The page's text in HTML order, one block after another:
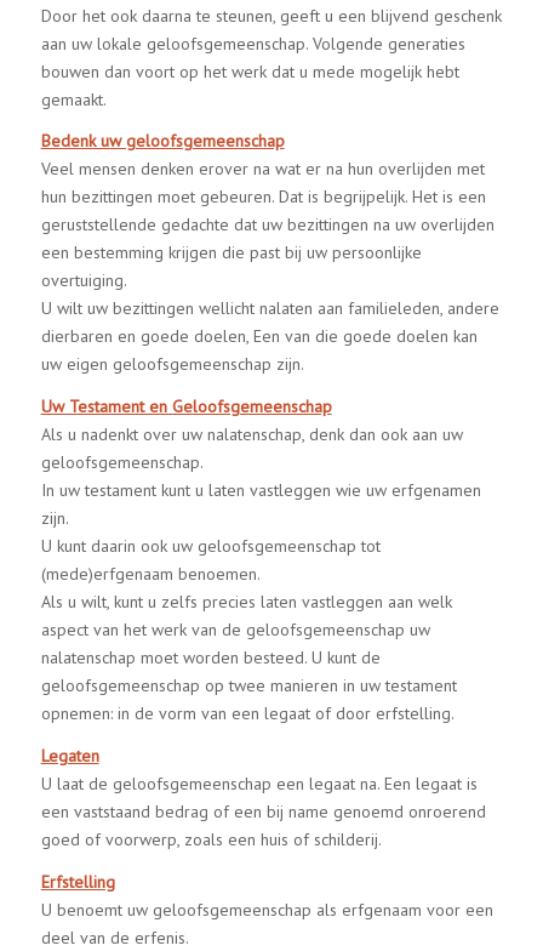
Door het ook daarna te steunen, geeft u een blijvend geschenk
aan uw lokale geloofsgemeenschap. Volgende generaties
bouwen dan voort op het werk dat u mede mogelijk hebt
gemaakt.
Bedenk uw geloofsgemeenschap
Veel mensen denken erover na wat er na hun overlijden met
hun bezittingen moet gebeuren. Dat is begrijpelijk. Het is een
geruststellende gedachte dat uw bezittingen na uw overlijden
een bestemming krijgen die past bij uw persoonlijke
overtuiging.
U wilt uw bezittingen wellicht nalaten aan familieleden, andere
dierbaren en goede doelen, Een van die goede doelen kan
uw eigen geloofsgemeenschap zijn.
Uw Testament en Geloofsgemeenschap
Als u nadenkt over uw nalatenschap, denk dan ook aan uw
geloofsgemeenschap.
In uw testament kunt u laten vastleggen wie uw erfgenamen
zijn.
U kunt daarin ook uw geloofsgemeenschap tot
(mede)erfgenaam benoemen.
Als u wilt, kunt u zelfs precies laten vastleggen aan welk
aspect van het werk van de geloofsgemeenschap uw
nalatenschap moet worden besteed. U kunt de
geloofsgemeenschap op twee manieren in uw testament
opnemen: in de vorm van een legaat of door erfstelling.
Legaten
U laat de geloofsgemeenschap een legaat na. Een legaat is
een vaststaand bedrag of een bij name genoemd onroerend
goed of voorwerp, zoals een huis of schilderij.
Erfstelling
U benoemt uw geloofsgemeenschap als erfgenaam voor een
deel van de erfenis.